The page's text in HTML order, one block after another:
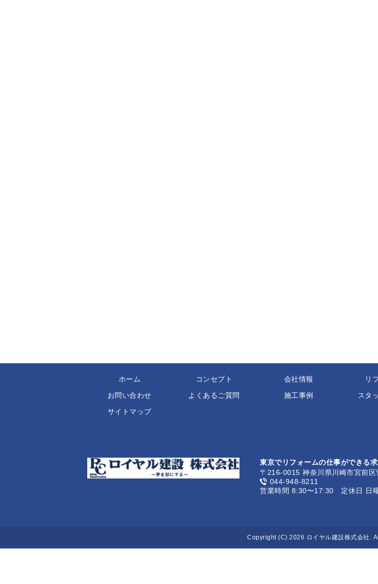
ホーム コンセプト 会社情報 リ
お問い合わせ
よくあるご質問 施工事例 スタ
サイトマップ
東京でリフォームの仕事ができる
〒216-0015 神奈川県川崎市宮前区
044-948-8211
営業時間 8:30〜17:30 定休日 日
Copyright (C) 2026 ロイヤル建設株式会社.